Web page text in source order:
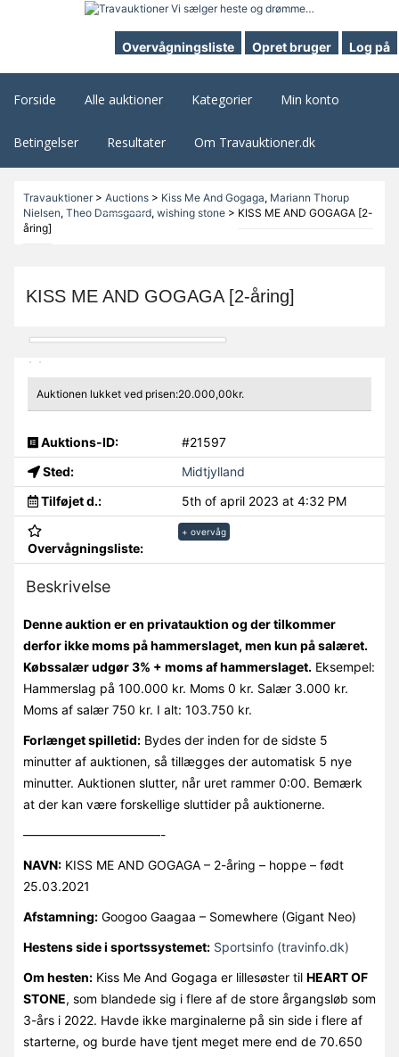
Overvågningsliste Opret bruger Log på
Forside Alle auktioner Kategorier Min konto
Betingelser Resultater Om Travauktioner.dk
Travauktioner> Auctions> Kiss Me And Gogaga, Mariann Thorup
Nielsen, Theo Damsgaard, wishing stone> KISS ME AND GOGAGA [2-
åring]
KISS ME AND GOGAGA [2-åring]
Auktionen lukket ved prisen:20.000,00kr.
Auktions-ID:
#21597
Sted:
Midtjylland
Tilføjet d.:
5th of april 2023 at 4:32 PM
Overvågningsliste:
+ overvåg
Beskrivelse
Denne auktion er en privatauktion og der tilkommer
derfor ikke moms på hammerslaget, men kun på salæret.
Købssalær udgør 3% + moms af hammerslaget.Eksempel:
Hammerslag på 100.000 kr. Moms 0 kr. Salær 3.000 kr.
Moms af salær 750 kr. I alt: 103.750 kr.
Forlænget spilletid:Bydes der inden for de sidste 5
minutter af auktionen, så tillægges der automatisk 5 nye
minutter. Auktionen slutter, når uret rammer 0:00. Bemærk
at der kan være forskellige sluttider på auktionerne.
———————————-
NAVN:KISS ME AND GOGAGA – 2-åring – hoppe – født
25.03.2021
Afstamning:Googoo Gaagaa – Somewhere (Gigant Neo)
Hestens side i sportssystemet: Sportsinfo (travinfo.dk)
Om hesten:Kiss Me And Gogaga er lillesøster til HEART OF
STONE, som blandede sig i flere af de store årgangsløb som
3-års i 2022. Havde ikke marginalerne på sin side i flere af
starterne, og burde have tjent meget mere end de 70.650